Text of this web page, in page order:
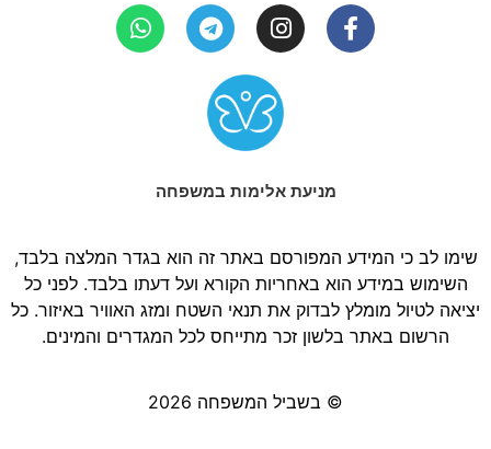
מניעת אלימות במשפחה
שימו לב כי המידע המפורסם באתר זה הוא בגדר המלצה בלבד,
השימוש במידע הוא באחריות הקורא ועל דעתו בלבד. לפני כל
יציאה לטיול מומלץ לבדוק את תנאי השטח ומזג האוויר באיזור. כל
הרשום באתר בלשון זכר מתייחס לכל המגדרים והמינים.
© בשביל המשפחה 2026